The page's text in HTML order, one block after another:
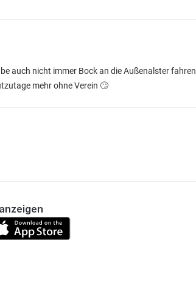
auch nicht immer Bock an die Außenalster fahren
mehr ohne Verein 🙄